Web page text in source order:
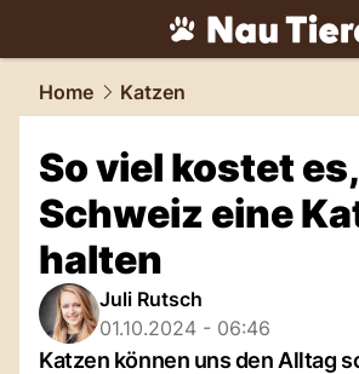
tiere.NAU.ch
Home Katzen
So viel kostet
Schweiz eine
halten
Juli Rutsch
01.10.2024 - 06:46
Katzen können uns den Alltag